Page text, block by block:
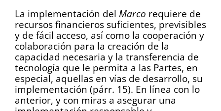
La implementación del Marco requiere de
recursos financieros suficientes, previsibles
y de fácil acceso, así como la cooperación y
colaboración para la creación de la
capacidad necesaria y la transferencia de
tecnología que le permita a las Partes, en
especial, aquellas en vías de desarrollo, su
implementación (párr. 15). En línea con lo
anterior, y con miras a asegurar una